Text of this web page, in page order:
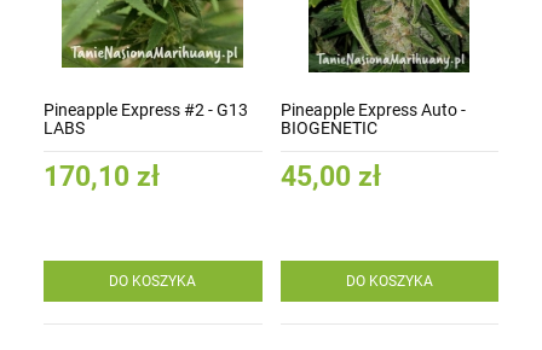
Pineapple Express #2 - G13
LABS
170,10 zł
DO KOSZYKA
Pineapple Express Auto -
BIOGENETIC
45,00 zł
DO KOSZYKA